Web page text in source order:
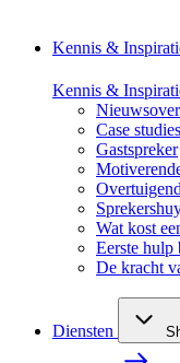
Kennis &
Kennis &
Case studies
Gastspreker
Wat kost
Eerste hulp
De kracht
Diensten